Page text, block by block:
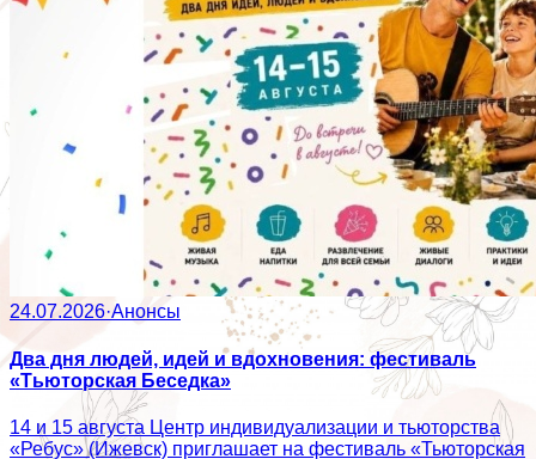
24.07.2026·Анонсы
Два дня людей, идей и вдохновения: фестиваль
«Тьюторская Беседка»
14 и 15 августа Центр индивидуализации и тьюторства
«Ребус» (Ижевск) приглашает на фестиваль «Тьюторская